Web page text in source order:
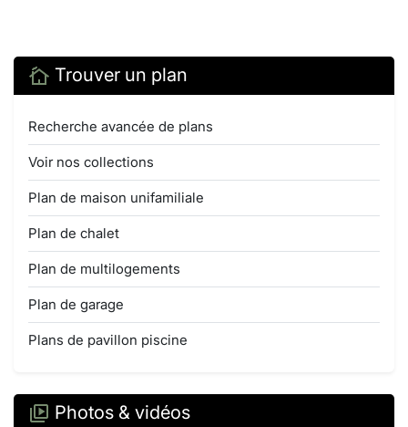
Trouver un plan
Recherche avancée de plans
Voir nos collections
Plan de maison unifamiliale
Plan de chalet
Plan de multilogements
Plan de garage
Plans de pavillon piscine
Photos & vidéos